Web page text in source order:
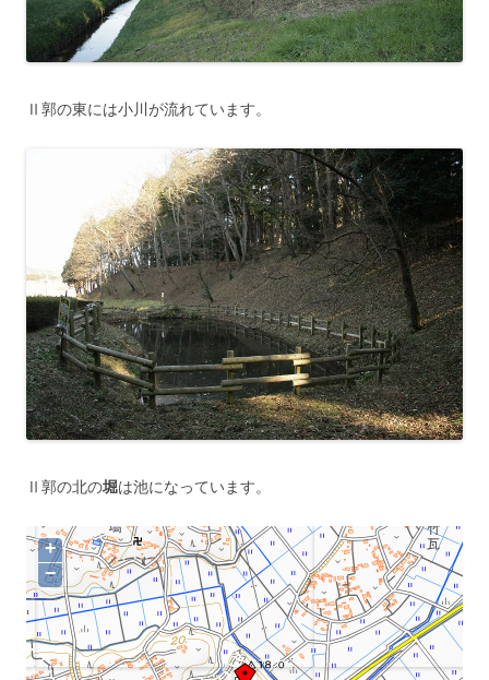
Ⅱ郭の東には小川が流れています。
Ⅱ郭の北の堀は池になっています。
+
−